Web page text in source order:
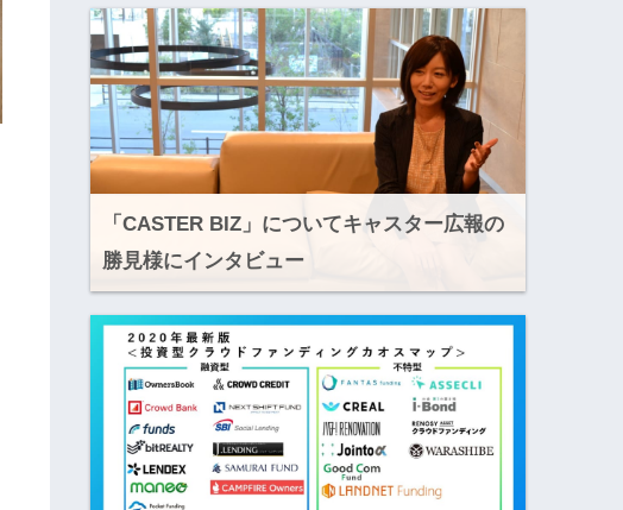
「CASTER BIZ」についてキャスター広報の
勝見様にインタビュー